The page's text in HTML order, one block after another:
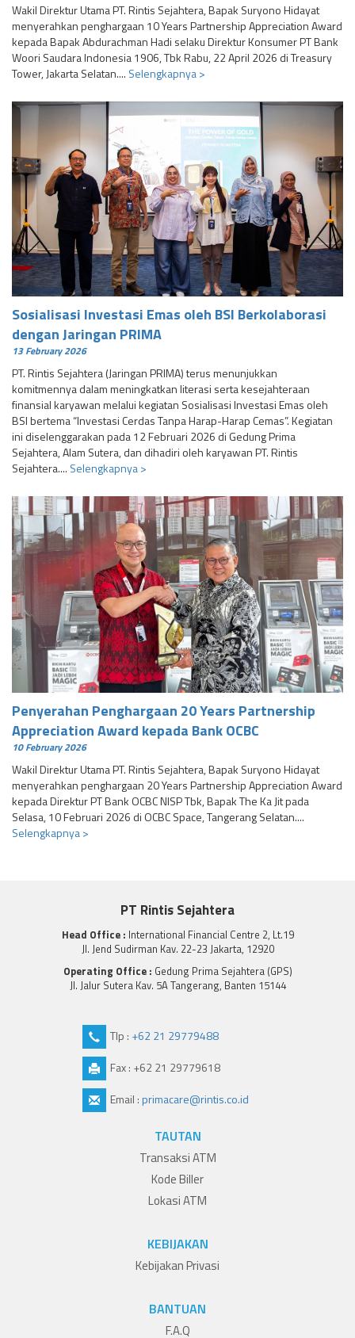
Wakil Direktur Utama PT. Rintis Sejahtera, Bapak Suryono Hidayat
menyerahkan penghargaan 10 Years Partnership Appreciation Award
kepada Bapak Abdurachman Hadi selaku Direktur Konsumer PT Bank
Woori Saudara Indonesia 1906, Tbk Rabu, 22 April 2026 di Treasury
Tower, Jakarta Selatan.... Selengkapnya >
Sosialisasi Investasi Emas oleh BSI Berkolaborasi
dengan Jaringan PRIMA
13 February 2026
PT. Rintis Sejahtera (Jaringan PRIMA) terus menunjukkan
komitmennya dalam meningkatkan literasi serta kesejahteraan
finansial karyawan melalui kegiatan Sosialisasi Investasi Emas oleh
BSI bertema “Investasi Cerdas Tanpa Harap-Harap Cemas”. Kegiatan
ini diselenggarakan pada 12 Februari 2026 di Gedung Prima
Sejahtera, Alam Sutera, dan dihadiri oleh karyawan PT. Rintis
Sejahtera.... Selengkapnya >
Penyerahan Penghargaan 20 Years Partnership
Appreciation Award kepada Bank OCBC
10 February 2026
Wakil Direktur Utama PT. Rintis Sejahtera, Bapak Suryono Hidayat
menyerahkan penghargaan 20 Years Partnership Appreciation Award
kepada Direktur PT Bank OCBC NISP Tbk, Bapak The Ka Jit pada
Selasa, 10 Februari 2026 di OCBC Space, Tangerang Selatan....
Selengkapnya >
PT Rintis Sejahtera
Head Office : International Financial Centre 2, Lt.19
Jl. Jend Sudirman Kav. 22-23 Jakarta, 12920
Operating Office : Gedung Prima Sejahtera (GPS)
Jl. Jalur Sutera Kav. 5A Tangerang, Banten 15144
Tlp : +62 21 29779488
Fax : +62 21 29779618
Email :primacare@rintis.co.id
TAUTAN
Transaksi ATM
Kode Biller
Lokasi ATM
KEBIJAKAN
Kebijakan Privasi
BANTUAN
F.A.Q